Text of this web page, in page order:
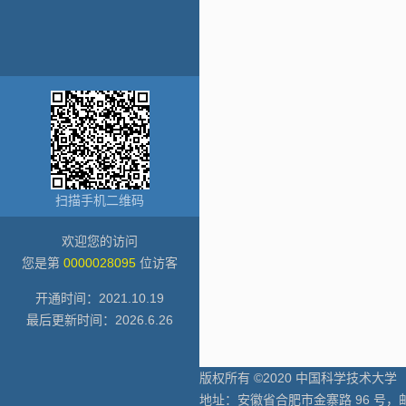
扫描手机二维码
欢迎您的访问
您是第 0000028095 位访客
开通时间： 2021 10 19
最后更新时间： 2026 6 26
版权所有 ©2020 中国科学技术大学
地址：安徽省合肥市金寨路 96 号，